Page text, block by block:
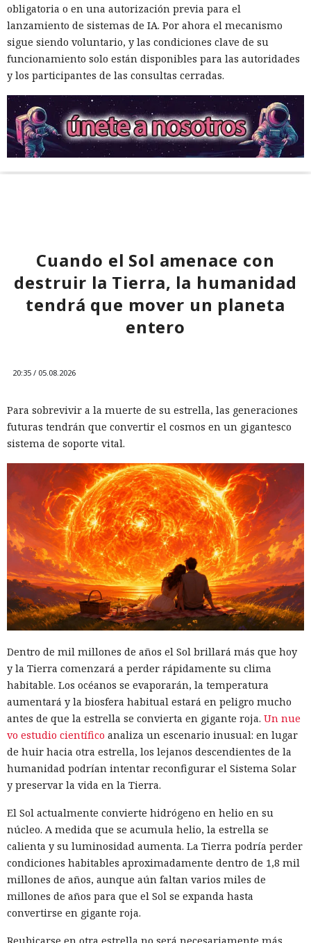
obligatoria o en una autorización previa para el
lanzamiento de sistemas de IA. Por ahora el mecanismo
sigue siendo voluntario, y las condiciones clave de su
funcionamiento solo están disponibles para las autoridades
y los participantes de las consultas cerradas.
Cuando el Sol amenace con
destruir la Tierra, la humanidad
tendrá que mover un planeta
entero
20:35 / 05.08.2026
Para sobrevivir a la muerte de su estrella, las generaciones
futuras tendrán que convertir el cosmos en un gigantesco
sistema de soporte vital.
Dentro de mil millones de años el Sol brillará más que hoy
y la Tierra comenzará a perder rápidamente su clima
habitable. Los océanos se evaporarán, la temperatura
aumentará y la biosfera habitual estará en peligro mucho
antes de que la estrella se convierta en gigante roja. Un nue
vo estudio científico analiza un escenario inusual: en lugar
de huir hacia otra estrella, los lejanos descendientes de la
humanidad podrían intentar reconfigurar el Sistema Solar
y preservar la vida en la Tierra.
El Sol actualmente convierte hidrógeno en helio en su
núcleo. A medida que se acumula helio, la estrella se
calienta y su luminosidad aumenta. La Tierra podría perder
condiciones habitables aproximadamente dentro de 1,8 mil
millones de años, aunque aún faltan varios miles de
millones de años para que el Sol se expanda hasta
convertirse en gigante roja.